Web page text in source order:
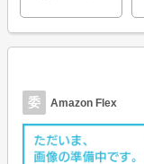
委 Amazon Flex